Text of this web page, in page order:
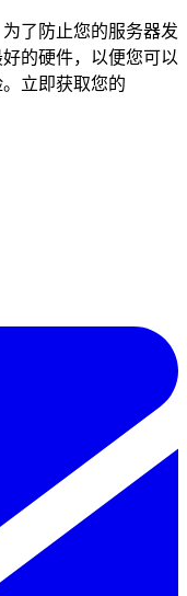
了防止您的服务器发
的硬件，以便您可以
立即获取您的